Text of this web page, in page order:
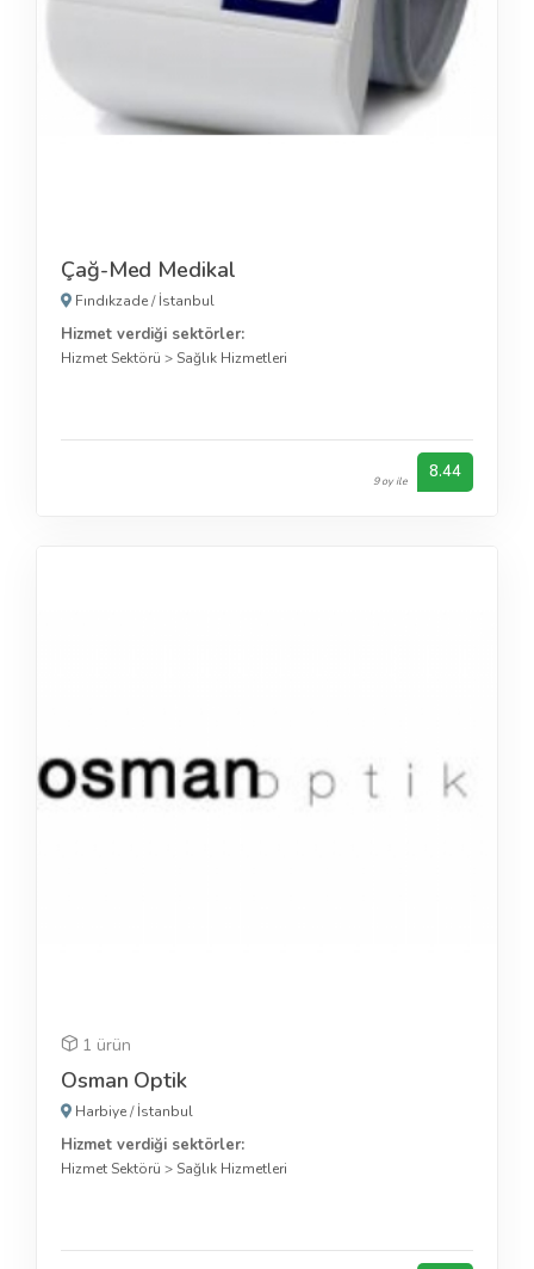
Çağ-Med Medikal
Fındıkzade/İstanbul
Hizmet verdiği sektörler:
Hizmet Sektörü > Sağlık Hizmetleri
9 oy ile 8.44
1 ürün
Osman Optik
Harbiye/İstanbul
Hizmet verdiği sektörler:
Hizmet Sektörü > Sağlık Hizmetleri